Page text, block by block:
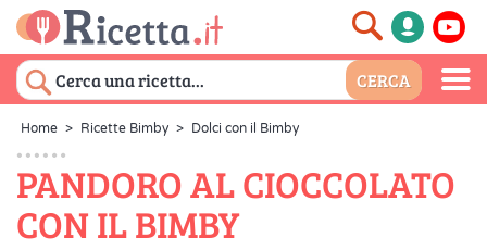
Home > Ricette Bimby > Dolci con il Bimby
PANDORO AL CIOCCOLATO
CON IL BIMBY